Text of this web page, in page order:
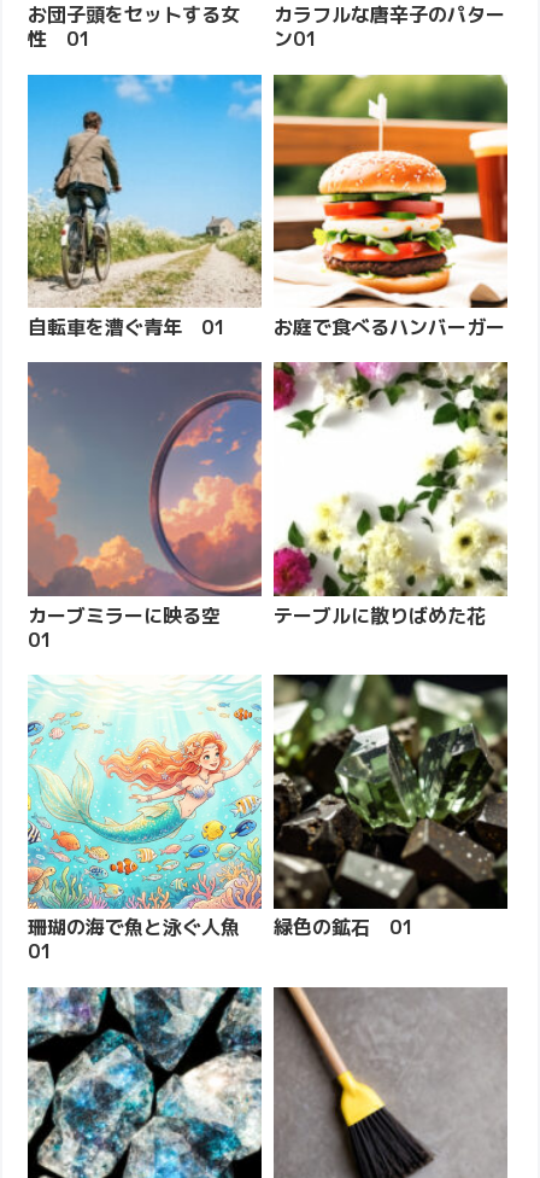
お団子頭をセットする女
性 01
カラフルな唐辛子のパター
ン01
自転車を漕ぐ青年 01 お庭で食べるハンバーガー
カーブミラーに映る空
01
テーブルに散りばめた花
珊瑚の海で魚と泳ぐ人魚
01
緑色の鉱石 01